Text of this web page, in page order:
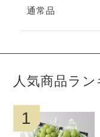
通常品
人気商品ラ
1